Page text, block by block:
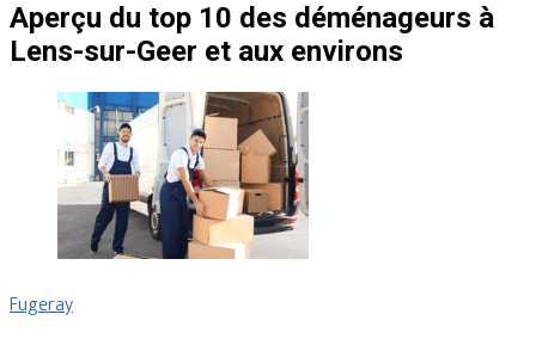
Aperçu du top 10 des déménageurs à
Lens-sur-Geer et aux environs
Fugeray